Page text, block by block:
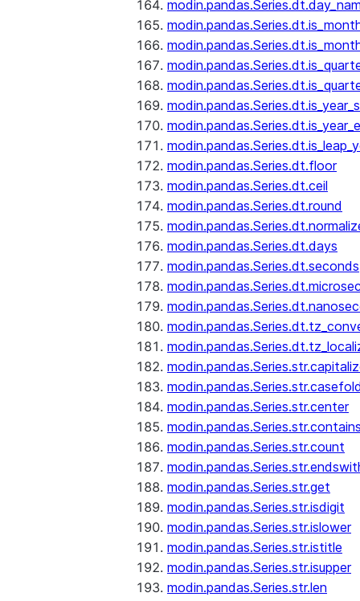
modin.pandas.Series.dt.floor
modin.pandas.Series.dt.ceil
modin.pandas.Series.dt.round
modin.pandas.Series.dt.days
modin.pandas.Series.dt.seconds
modin.pandas.Series.str.center
modin.pandas.Series.str.count
modin.pandas.Series.str.get
modin.pandas.Series.str.isdigit
modin.pandas.Series.str.islower
modin.pandas.Series.str.istitle
modin.pandas.Series.str.isupper
modin.pandas.Series.str.len